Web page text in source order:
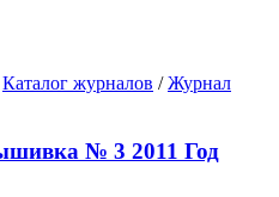
Каталог журналов /Журнал
№ 3 2011 Год